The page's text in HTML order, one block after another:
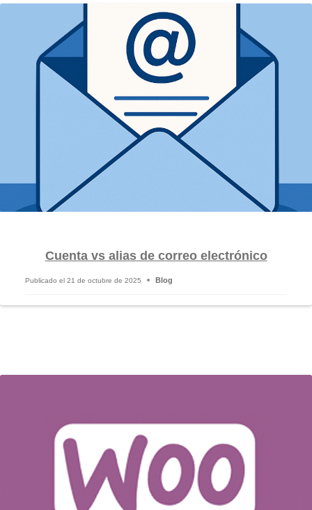
Cuenta vs alias de correo electrónico
Publicado el 21 de octubre de 2025 Blog